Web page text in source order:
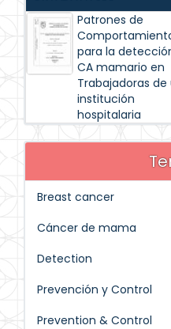
Patrones de
para la
CA mamario en
Trabajadoras de
institución
hospitalaria
Breast cancer
Cáncer de mama
Detection
Prevención y Control
Prevention & Control